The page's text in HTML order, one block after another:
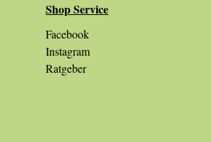
Shop Service
Facebook
Instagram
Ratgeber